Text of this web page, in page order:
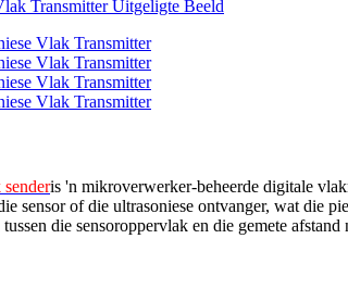
is 'n mikroverwerker-beheerde digitale
sensor of die ultrasoniese ontvanger, wat die
die sensoroppervlak en die gemete